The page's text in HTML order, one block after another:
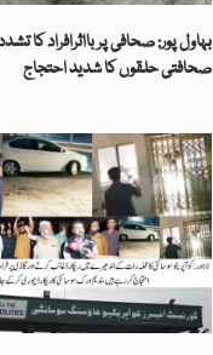
بہاول پور: صحافی پر بااثرافراد کا
صحافتی حلقوں کا شدید احتجاج